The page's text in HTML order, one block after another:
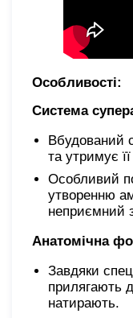
Особливості:
Система
Вбудований
та утримує
Особливий
утворенню
неприємний
Анатомічна
Завдяки
прилягають
натирають.